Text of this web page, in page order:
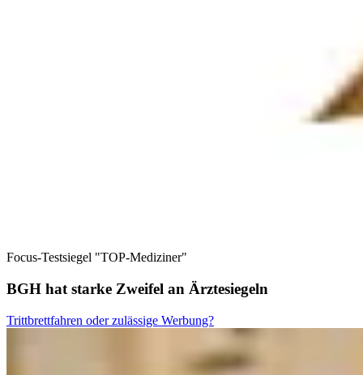
Focus-Testsiegel "TOP-Mediziner"
BGH hat starke Zweifel an Ärztesiegeln
Trittbrettfahren oder zulässige Werbung?